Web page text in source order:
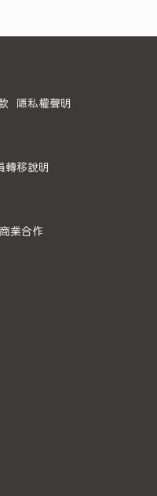
隱私權聲明
轉移說明
商業合作